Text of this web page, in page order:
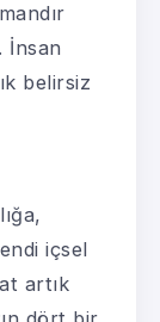
İnsan
belirsiz
içsel
artık